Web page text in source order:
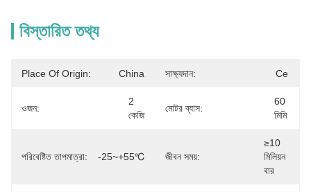
বিস্তারিত তথ্য
Place Of Origin: China সাক্ষ্যদান: Ce
ওজন:
2
কেজি
মোটর ব্যাস:
60
মিমি
পরিবেষ্টিত তাপমাত্রা: -25~+55℃ জীবন সময়:
≥10
মিলিয়ন
বার